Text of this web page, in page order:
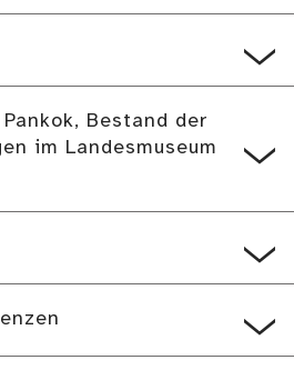
Bestand der
im Landesmuseum